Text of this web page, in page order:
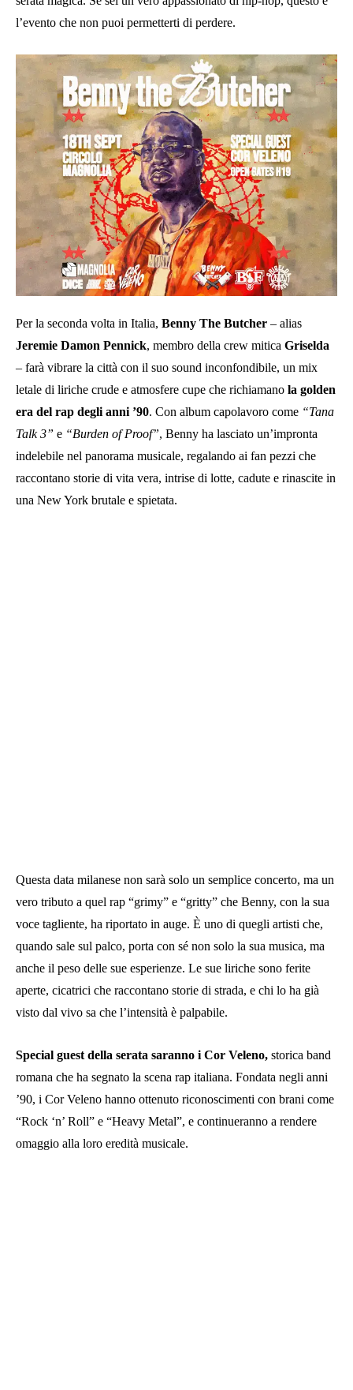
l’evento che non puoi permetterti di perdere.
Per la seconda volta in Italia, Benny The Butcher – alias
Jeremie Damon Pennick, membro della crew mitica Griselda
– farà vibrare la città con il suo sound inconfondibile, un mix
letale di liriche crude e atmosfere cupe che richiamano la golden
era del rap degli anni ’90. Con album capolavoro come “Tana
Talk 3” e “Burden of Proof”, Benny ha lasciato un’impronta
indelebile nel panorama musicale, regalando ai fan pezzi che
raccontano storie di vita vera, intrise di lotte, cadute e rinascite in
una New York brutale e spietata.
Questa data milanese non sarà solo un semplice concerto, ma un
vero tributo a quel rap “grimy” e “gritty” che Benny, con la sua
voce tagliente, ha riportato in auge. È uno di quegli artisti che,
quando sale sul palco, porta con sé non solo la sua musica, ma
anche il peso delle sue esperienze. Le sue liriche sono ferite
aperte, cicatrici che raccontano storie di strada, e chi lo ha già
visto dal vivo sa che l’intensità è palpabile.
Special guest della serata saranno i Cor Veleno, storica band
romana che ha segnato la scena rap italiana. Fondata negli anni
’90, i Cor Veleno hanno ottenuto riconoscimenti con brani come
“Rock ‘n’ Roll” e “Heavy Metal”, e continueranno a rendere
omaggio alla loro eredità musicale.